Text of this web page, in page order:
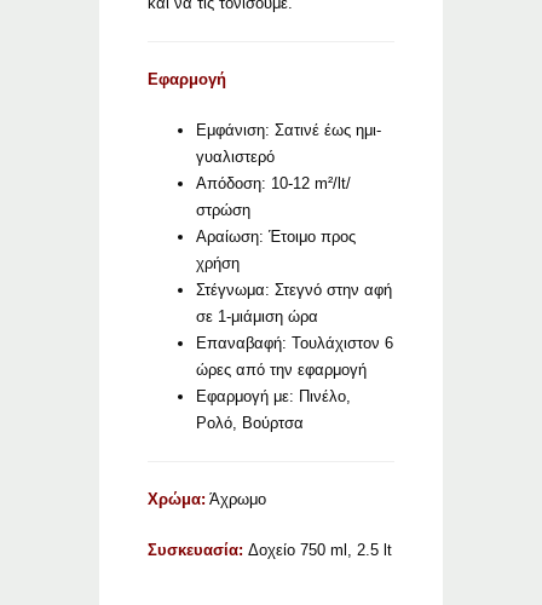
Εφαρμογή
Εμφάνιση: Σατινέ έως ημι-
γυαλιστερό
Απόδοση: 10-12 m²/lt/
στρώση
Αραίωση: Έτοιμο προς
χρήση
Στέγνωμα: Στεγνό στην αφή
σε 1-μιάμιση ώρα
Επαναβαφή: Τουλάχιστον 6
ώρες από την εφαρμογή
Εφαρμογή με: Πινέλο,
Ρολό, Βούρτσα
Χρώμα: Άχρωμο
Συσκευασία: Δοχείο 750 ml, 2.5 lt